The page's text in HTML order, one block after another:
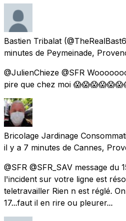
Bastien Tribalat
minutes de Peymeinade,
@JulienChieze @SFR
pire que chez moi
Bricolage Jardinage
il y a 7 minutes de Cannes,
@SFR @SFR_SAV message du
l'incident sur votre ligne est
teletravailler Rien n est réglé.
17...faut il en rire ou pleurer...